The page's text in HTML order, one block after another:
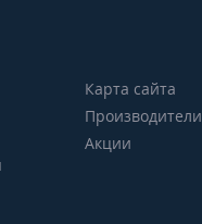
Карта сайта
Производители
Акции